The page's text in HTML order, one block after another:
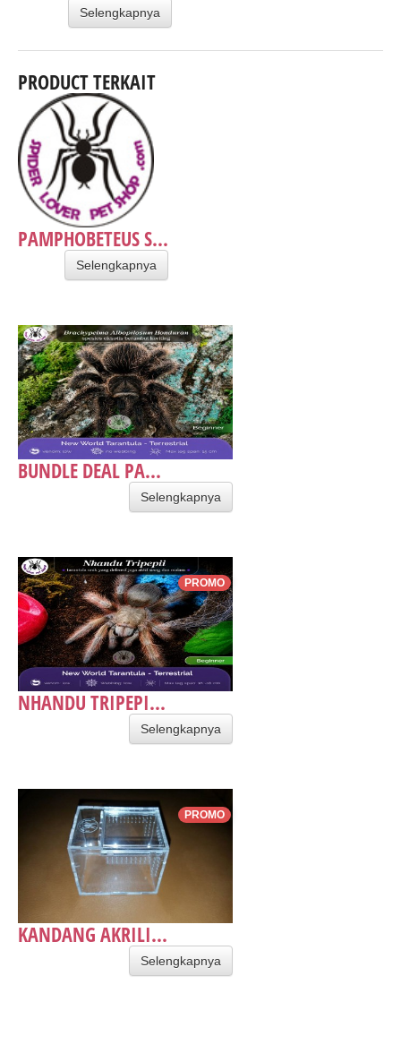
Selengkapnya
PRODUCT TERKAIT
PAMPHOBETEUS S...
Selengkapnya
BUNDLE DEAL PA...
Selengkapnya
PROMO
NHANDU TRIPEPI...
Selengkapnya
PROMO
KANDANG AKRILI...
Selengkapnya